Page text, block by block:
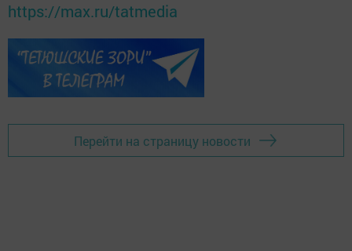
https://max.ru/tatmedia
Перейти на страницу новости